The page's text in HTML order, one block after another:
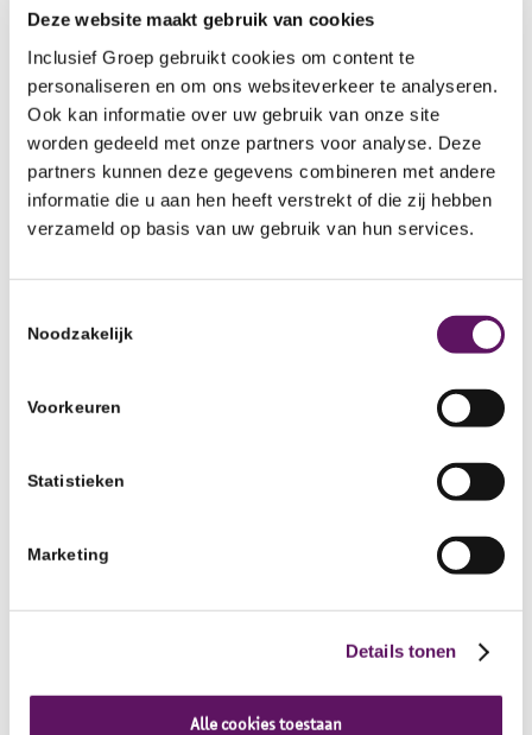
Deze website maakt gebruik van cookies
Inclusief Groep gebruikt cookies om content te
personaliseren en om ons websiteverkeer te analyseren.
Ook kan informatie over uw gebruik van onze site
worden gedeeld met onze partners voor analyse. Deze
partners kunnen deze gegevens combineren met andere
informatie die u aan hen heeft verstrekt of die zij hebben
verzameld op basis van uw gebruik van hun services.
Noodzakelijk
Voorkeuren
Statistieken
Marketing
Details tonen
Alle cookies toestaan